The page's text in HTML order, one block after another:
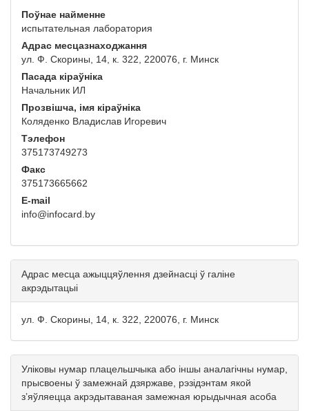
Поўнае найменне
испытательная лаборатория
Адрас месцазнаходжання
ул. Ф. Скорины, 14, к. 322, 220076, г. Минск
Пасада кіраўніка
Начальник ИЛ
Прозвішча, імя кіраўніка
Коляденко Владислав Игоревич
Тэлефон
375173749273
Факс
375173665662
E-mail
info@infocard.by
Адрас месца ажыццяўлення дзейнасці ў галіне
акрэдытацыі
ул. Ф. Скорины, 14, к. 322, 220076, г. Минск
Уліковы нумар плацельшчыка або іншы аналагічны нумар,
прысвоены ў замежнай дзяржаве, рэзідэнтам якой
з’яўляецца акрэдытаваная замежная юрыдычная асоба